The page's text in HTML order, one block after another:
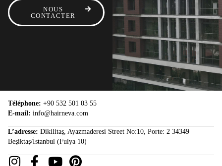
NOUS
CONTACTER
Téléphone: +90 532 501 03 55
E-mail: info@hairneva.com
L’adresse: Dikilitaş, Ayazmaderesi Street No:10, Porte: 2 34349
Beşiktaş/İstanbul (Fulya 10)